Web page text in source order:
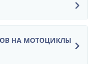
НА МОТОЦИКЛЫ